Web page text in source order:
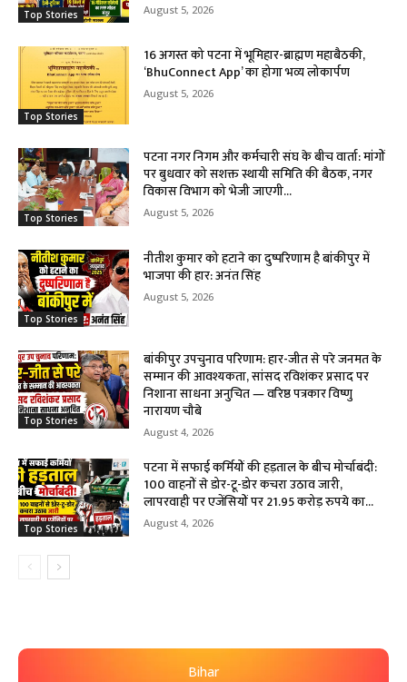
Top Stories August 5, 2026
Top Stories
16 अगस्त को पटना में भूमिहार-ब्राह्मण महाबैठकी,
‘BhuConnect App’ का होगा भव्य लोकार्पण
August 5, 2026
Top Stories
पटना नगर निगम और कर्मचारी संघ के बीच वार्ता: मांगों
पर बुधवार को सशक्त स्थायी समिति की बैठक, नगर
विकास विभाग को भेजी जाएगी...
August 5, 2026
Top Stories
नीतीश कुमार को हटाने का दुष्परिणाम है बांकीपुर में
भाजपा की हार: अनंत सिंह
August 5, 2026
Top Stories
बांकीपुर उपचुनाव परिणाम: हार-जीत से परे जनमत के
सम्मान की आवश्यकता, सांसद रविशंकर प्रसाद पर
निशाना साधना अनुचित — वरिष्ठ पत्रकार विष्णु
नारायण चौबे
August 4, 2026
Top Stories
पटना में सफाई कर्मियों की हड़ताल के बीच मोर्चाबंदी:
100 वाहनों से डोर-टू-डोर कचरा उठाव जारी,
लापरवाही पर एजेंसियों पर 21.95 करोड़ रुपये का...
August 4, 2026
Bihar